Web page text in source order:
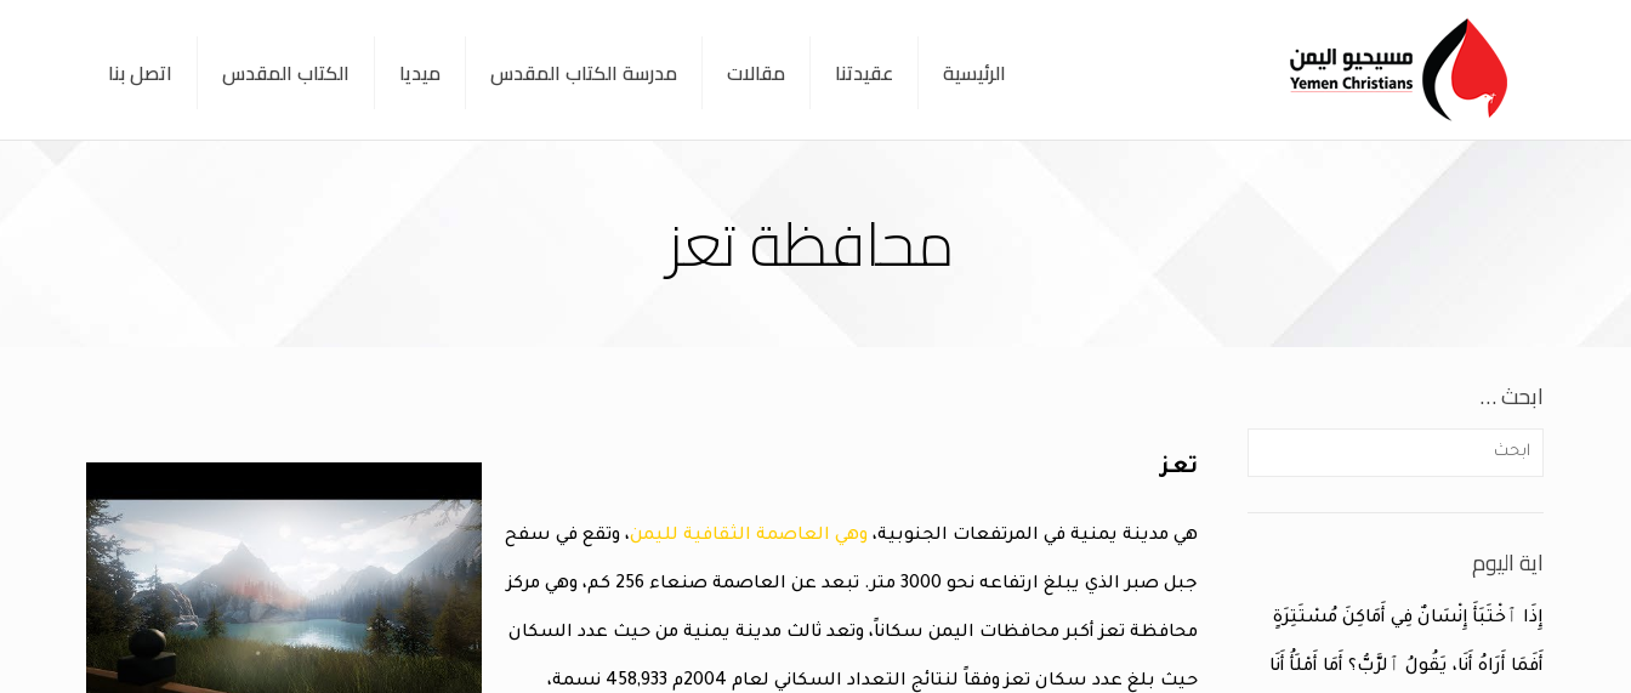
الرئيسية عقيدتنا مقالات مدرسة الكتاب المقدس ميديا الكتاب المقدس اتصل بنا
محافظة تعز
تعز
هي مدينة يمنية في المرتفعات الجنوبية، وهي العاصمة الثقافية لليمن، وتقع في سفح
جبل صبر الذي يبلغ ارتفاعه نحو 3000 متر. تبعد عن العاصمة صنعاء 256 كم، وهي مركز
محافظة تعز أكبر محافظات اليمن سكاناً، وتعد ثالث مدينة يمنية من حيث عدد السكان
حيث بلغ عدد سكان تعز وفقاً لنتائج التعداد السكاني لعام 2004م 458,933 نسمة،
ابحث …
اية اليوم
إِذَا ٱخْتَبَأَ إِنْسَانٌ فِي أَمَاكِنَ مُسْتَتِرَةٍ
أَفَمَا أَرَاهُ أَنَا، يَقُولُ ٱلرَّبُّ؟ أَمَا أَمْلَأُ أَنَا